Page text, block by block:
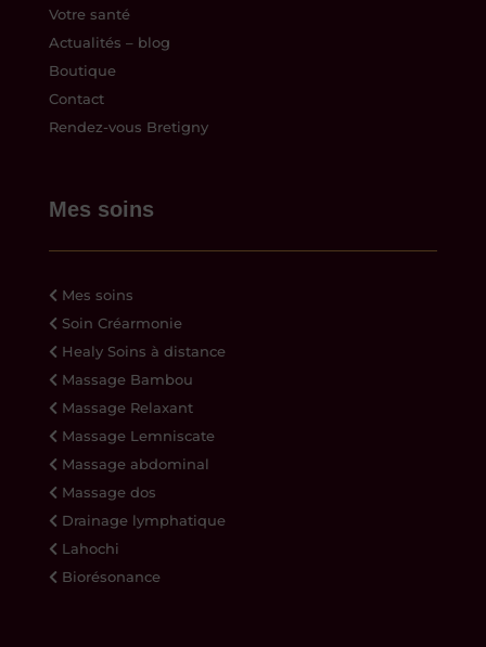
Votre santé
Actualités – blog
Boutique
Contact
Rendez-vous Bretigny
Mes soins
Mes soins
Soin Créarmonie
Healy Soins à distance
Massage Bambou
Massage Relaxant
Massage Lemniscate
Massage abdominal
Massage dos
Drainage lymphatique
Lahochi
Biorésonance